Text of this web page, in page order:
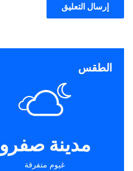
الطقس
مدينة صفرو
غيوم متفرقة